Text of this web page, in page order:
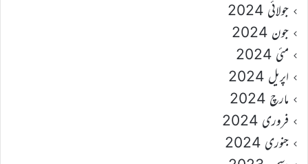
جولائی 2024
جون 2024
مئی 2024
اپریل 2024
مارچ 2024
فروری 2024
جنوری 2024